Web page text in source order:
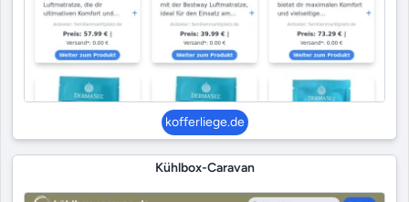
kofferliege.de
Kühlbox-Caravan